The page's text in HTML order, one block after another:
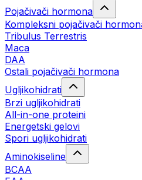
Pojačivači hormona
Kompleksni pojačivači
Tribulus Terrestris
Maca
DAA
Ostali pojačivači hormona
Ugljikohidrati
Brzi ugljikohidrati
All-in-one proteini
Energetski gelovi
Spori ugljikohidrati
Aminokiseline
BCAA